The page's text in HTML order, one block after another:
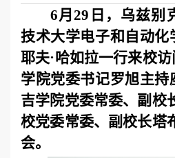
6月29日，乌兹别
技术大学电子和自动化
耶夫·哈如拉一行来校
学院党委书记罗旭主持
吉学院党委常委、副校
校党委常委、副校长塔
会。